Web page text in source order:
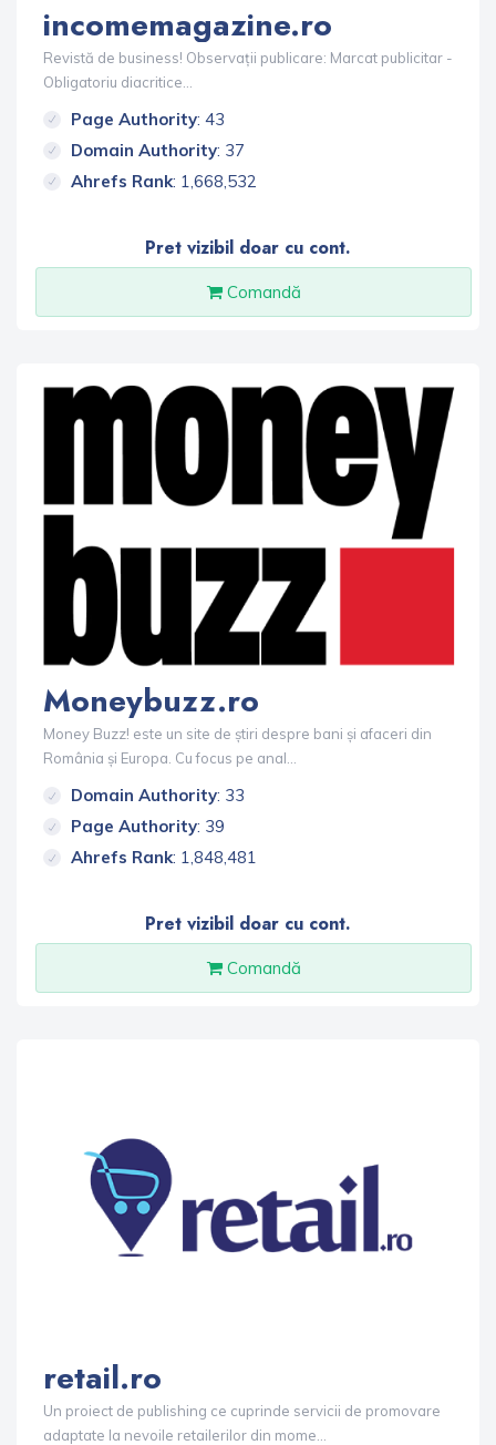
incomemagazine.ro
Revistă de business! Observații publicare: Marcat publicitar -
Obligatoriu diacritice...
Page Authority: 43
Domain Authority: 37
Ahrefs Rank: 1,668,532
Pret vizibil doar cu cont.
Comandă
Moneybuzz.ro
Money Buzz! este un site de știri despre bani și afaceri din
România și Europa. Cu focus pe anal...
Domain Authority: 33
Page Authority: 39
Ahrefs Rank: 1,848,481
Pret vizibil doar cu cont.
Comandă
retail.ro
Un proiect de publishing ce cuprinde servicii de promovare
adaptate la nevoile retailerilor din mome...